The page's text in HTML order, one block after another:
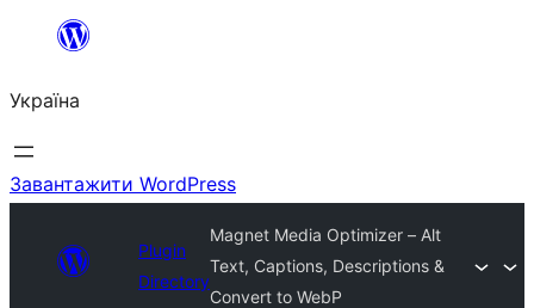
Перейти
вмісту
Україна
Завантажити WordPress
Plugin
Directory
Magnet Media Optimizer – Alt
Text, Captions, Descriptions &
Convert to WebP